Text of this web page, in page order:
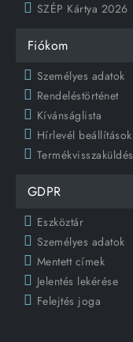
SZÉP Kártya 2026
Fiókom
Személyes adatok
Rendeléstörténet
Kívánságlista
Hírlevél beállítások
Termékvisszaküldés
GDPR
Eszköztár
Személyes adatok
Mentett címek
Jelentés lekérése
Felejtés joga